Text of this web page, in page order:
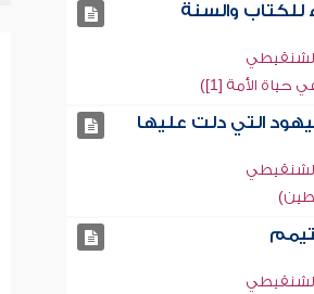
للكتاب والسنة
الأمة [1])
التي دلت عليها